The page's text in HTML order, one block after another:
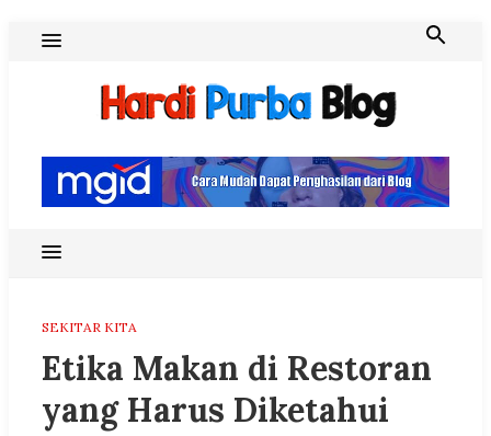
SEKITAR KITA
Etika Makan di Restoran
yang Harus Diketahui